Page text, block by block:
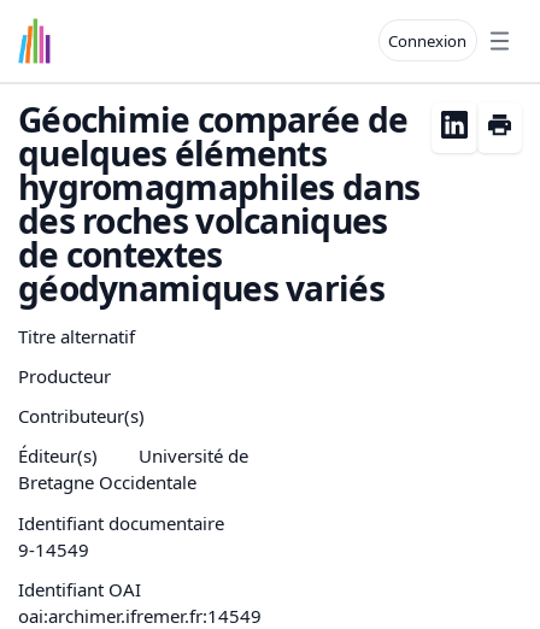
Connexion
Géochimie comparée de
quelques éléments
hygromagmaphiles dans
des roches volcaniques
de contextes
géodynamiques variés
Titre alternatif
Producteur
Contributeur(s)
Éditeur(s)
Université de
Bretagne Occidentale
Identifiant documentaire
9-14549
Identifiant OAI
oai:archimer.ifremer.fr:14549